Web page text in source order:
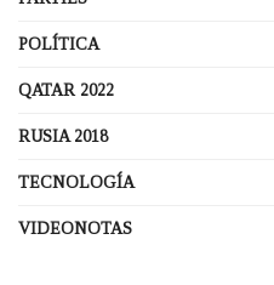
POLÍTICA
QATAR 2022
RUSIA 2018
TECNOLOGÍA
VIDEONOTAS